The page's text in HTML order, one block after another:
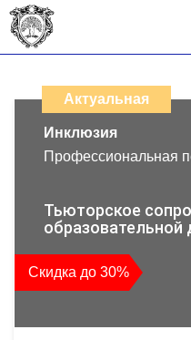
и
Актуальная
Инклюзия
Профессиональная
Тьюторское
образовательной
Скидка до 30%